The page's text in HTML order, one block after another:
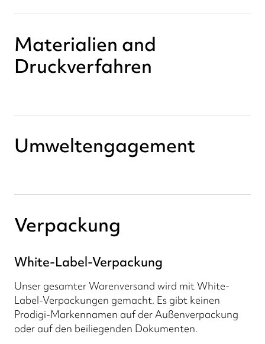
Materialien and
Druckverfahren
Umweltengagement
Verpackung
White-Label-Verpackung
Unser gesamter Warenversand wird mit White-
Label-Verpackungen gemacht. Es gibt keinen
Prodigi-Markennamen auf der Außenverpackung
oder auf den beiliegenden Dokumenten.